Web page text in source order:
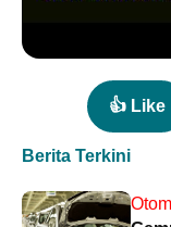
👍 Like
Berita Terkini